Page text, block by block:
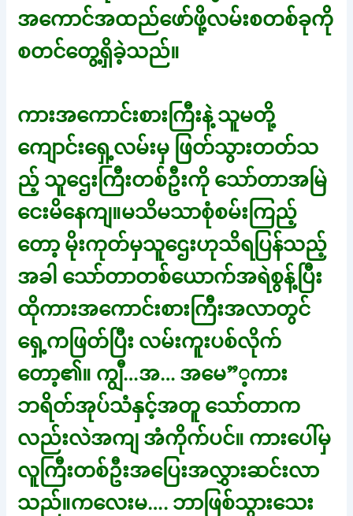
အကောင်အထည်ဖော်ဖို့လမ်းစတစ်ခုကို
စတင်တွေ့ရှိခဲ့သည်။
ကားအကောင်းစားကြီးနဲ့ သူမတို့
ကျောင်းရှေ့လမ်းမှ ဖြတ်သွားတတ်သ
ည့် သူဌေးကြီးတစ်ဦးကို သော်တာအမြဲ
ငေးမိနေကျ။မသိမသာစုံစမ်းကြည့်
တော့ မိုးကုတ်မှသူဌေးဟုသိရပြန်သည့်
အခါ သော်တာတစ်ယောက်အရဲစွန့်ပြီး
ထိုကားအကောင်းစားကြီးအလာတွင်
ရှေ့ကဖြတ်ပြီး လမ်းကူးပစ်လိုက်
တော့၏။ ကျွီ…အ… အမေ”့ကား
ဘရိတ်အုပ်သံနှင့်အတူ သော်တာက
လည်းလဲအကျ အံကိုက်ပင်။ ကားပေါ်မှ
လူကြီးတစ်ဦးအပြေးအလွှားဆင်းလာ
သည်။ကလေးမ…. ဘာဖြစ်သွားသေး